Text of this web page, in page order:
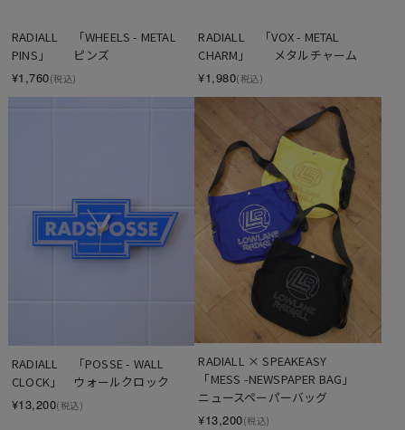
RADIALL 　「WHEELS - METAL
PINS」　　ピンズ
¥1,760(税込)
RADIALL 　「VOX - METAL
CHARM」　　メタルチャーム
¥1,980(税込)
RADIALL 　「POSSE - WALL
CLOCK」　ウォールクロック
¥13,200(税込)
RADIALL × SPEAKEASY
「MESS -NEWSPAPER BAG」
ニュースペーパーバッグ
¥13,200(税込)